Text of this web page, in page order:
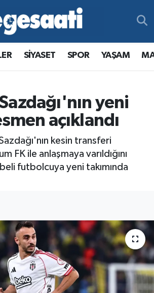
SİYASET SPOR YAŞAM
yeni
açıklandı
kesin transferi
FK ile anlaşmaya varıldığını
futbolcuya yeni takımında
Haberleri